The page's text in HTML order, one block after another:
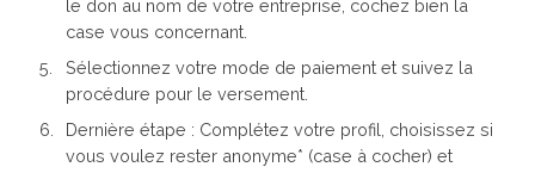
le don au nom de votre entreprise, cochez bien la
case vous concernant.
Sélectionnez votre mode de paiement et suivez la
procédure pour le versement.
Dernière étape : Complétez votre profil, choisissez si
vous voulez rester anonyme* (case à cocher) et